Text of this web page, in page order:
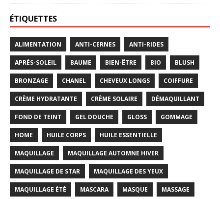
ÉTIQUETTES
ALIMENTATION ANTI-CERNES ANTI-RIDES
APRÈS-SOLEIL BAUME BIEN-ÊTRE BIO BLUSH
BRONZAGE CHANEL CHEVEUX LONGS COIFFURE
CRÈME HYDRATANTE CRÈME SOLAIRE DÉMAQUILLANT
FOND DE TEINT GEL DOUCHE GLOSS GOMMAGE
HOME HUILE CORPS HUILE ESSENTIELLE
MAQUILLAGE MAQUILLAGE AUTOMNE HIVER
MAQUILLAGE DE STAR MAQUILLAGE DES YEUX
MAQUILLAGE ÉTÉ MASCARA MASQUE MASSAGE